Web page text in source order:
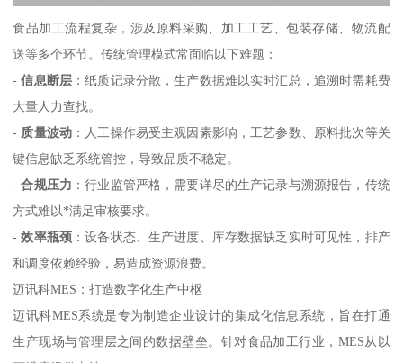
食品加工流程复杂，涉及原料采购、加工工艺、包装存储、物流配
送等多个环节。传统管理模式常面临以下难题：
-信息断层 ：纸质记录分散，生产数据难以实时汇总，追溯时需耗费
大量人力查找。
- 质量波动 ：人工操作易受主观因素影响，工艺参数、原料批次等关
键信息缺乏系统管控，导致品质不稳定。
-合规压力 ：行业监管严格，需要详尽的生产记录与溯源报告，传统
方式难以*满足审核要求。
-效率瓶颈 ：设备状态、生产进度、库存数据缺乏实时可见性，排产
和调度依赖经验，易造成资源浪费。
迈讯科MES：打造数字化生产中枢
迈讯科MES系统是专为制造企业设计的集成化信息系统，旨在打通
生产现场与管理层之间的数据壁垒。针对食品加工行业，MES从以